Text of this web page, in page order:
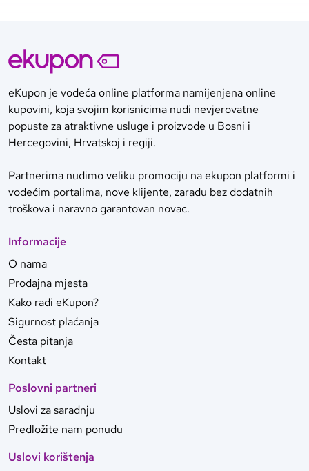
eKupon je vodeća online platforma namijenjena online
kupovini, koja svojim korisnicima nudi nevjerovatne
popuste za atraktivne usluge i proizvode u Bosni i
Hercegovini, Hrvatskoj i regiji.
Partnerima nudimo veliku promociju na ekupon platformi i
vodećim portalima, nove klijente, zaradu bez dodatnih
troškova i naravno garantovan novac.
Informacije
O nama
Prodajna mjesta
Kako radi eKupon?
Sigurnost plaćanja
Česta pitanja
Kontakt
Poslovni partneri
Uslovi za saradnju
Predložite nam ponudu
Uslovi korištenja